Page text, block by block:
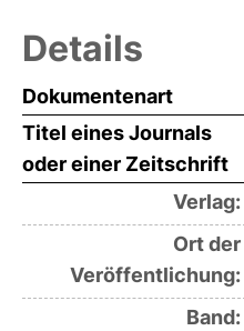
Details
Dokumentenart
Titel eines Journals
oder einer Zeitschrift
Verlag:
Ort der
Veröffentlichung:
Band: